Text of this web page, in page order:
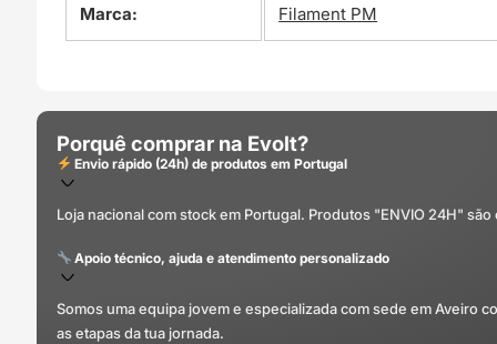
Marca: Filament PM
Porquê comprar na Evolt?
Envio rápido (24h) de produtos em Portugal
Loja nacional com stock em Portugal. Produtos "ENVIO 24H"
Apoio técnico, ajuda e atendimento personalizado
Somos uma equipa jovem e especializada com sede em Aveiro
as etapas da tua jornada.